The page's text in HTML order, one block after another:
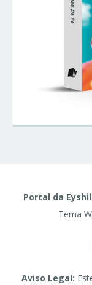
Portal da
Tema
Aviso Legal: